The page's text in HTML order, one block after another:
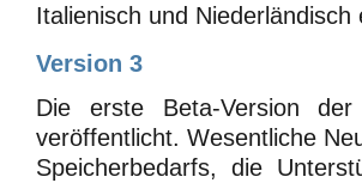
Italienisch und Niederländisch
Version 3
Die erste Beta-Version
veröffentlicht. Wesentliche
Speicherbedarfs, die